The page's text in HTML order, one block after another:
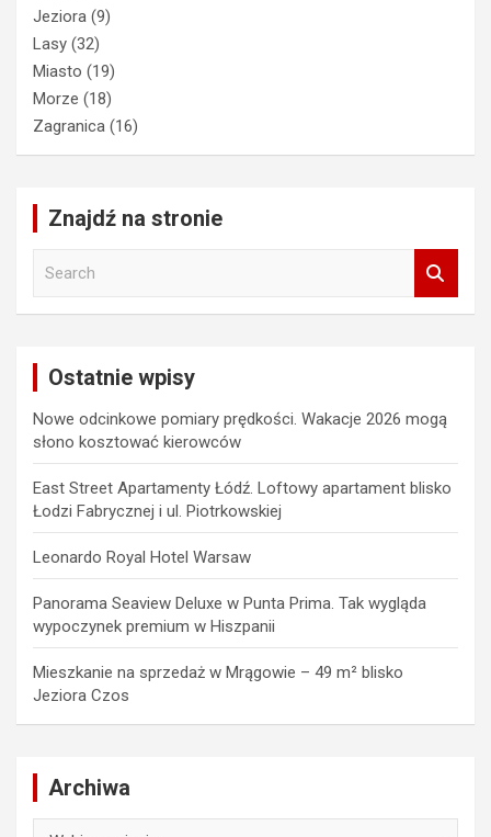
Jeziora (9)
Lasy (32)
Miasto (19)
Morze (18)
Zagranica (16)
Znajdź na stronie
Ostatnie wpisy
Nowe odcinkowe pomiary prędkości. Wakacje 2026 mogą
słono kosztować kierowców
East Street Apartamenty Łódź. Loftowy apartament blisko
Łodzi Fabrycznej i ul. Piotrkowskiej
Leonardo Royal Hotel Warsaw
Panorama Seaview Deluxe w Punta Prima. Tak wygląda
wypoczynek premium w Hiszpanii
Mieszkanie na sprzedaż w Mrągowie – 49 m² blisko
Jeziora Czos
Archiwa